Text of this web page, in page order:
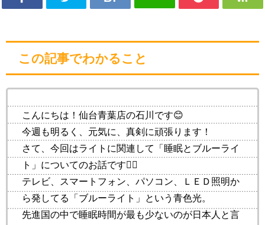
この記事でわかること
こんにちは！仙台青葉店の石川です😊
今週も明るく、元気に、真剣に頑張ります！
さて、今回はライトに関連して「睡眠とブルーライ
ト」についてのお話です💁‍♀️
テレビ、スマートフォン、パソコン、ＬＥＤ照明か
ら発してる「ブルーライト」という青色光。
先進国の中で睡眠時間が最も少ないのが日本人と言